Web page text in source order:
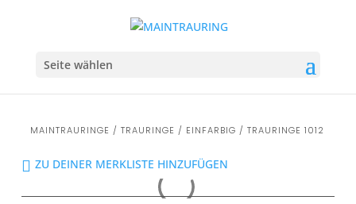
Seite wählen
MAINTRAURINGE / TRAURINGE / EINFARBIG / TRAURINGE 1012
ZU DEINER MERKLISTE HINZUFÜGEN